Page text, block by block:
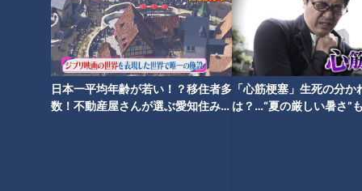
日本一平均年齢が若い！？移住者多
数！不動産屋さんが選ぶ愛知住みた
「心筋梗塞」生死の分か
は？…“夏の厳しい暑さ”